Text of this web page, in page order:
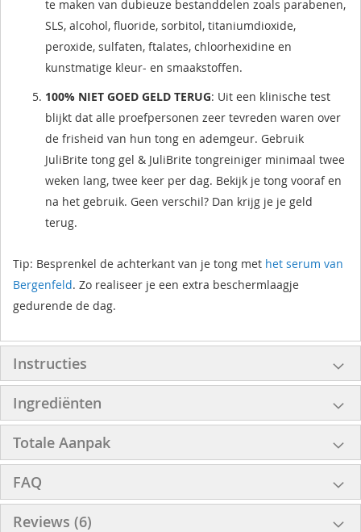
te maken van dubieuze bestanddelen zoals parabenen,
SLS, alcohol, fluoride, sorbitol, titaniumdioxide,
peroxide, sulfaten, ftalates, chloorhexidine en
kunstmatige kleur- en smaakstoffen.
100% NIET GOED GELD TERUG: Uit een klinische test
blijkt dat alle proefpersonen zeer tevreden waren over
de frisheid van hun tong en ademgeur. Gebruik
JuliBrite tong gel & JuliBrite tongreiniger minimaal twee
weken lang, twee keer per dag. Bekijk je tong vooraf en
na het gebruik. Geen verschil? Dan krijg je je geld
terug.
Tip: Besprenkel de achterkant van je tong met het serum van
Bergenfeld. Zo realiseer je een extra beschermlaagje
gedurende de dag.
Instructies
Ingrediënten
Totale Aanpak
FAQ
Reviews 6